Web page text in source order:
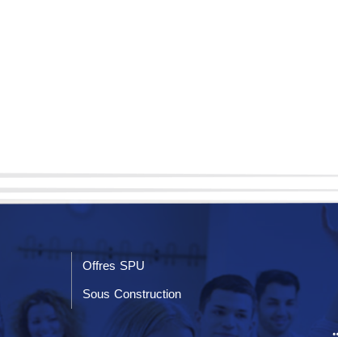
Offres SPU
Sous Construction